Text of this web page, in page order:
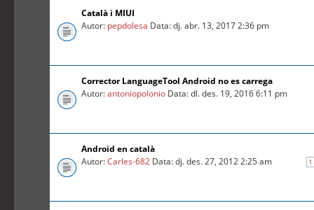
Català i MIUI
Autor: pepdolesa Data: dj. abr. 13, 2017 2:36 pm
Corrector LanguageTool Android no es carrega
Autor:antoniopolonio Data: dl. des. 19, 2016 6:11 pm
Android en català
1
Autor:Carles-682 Data: dj. des. 27, 2012 2:25 am